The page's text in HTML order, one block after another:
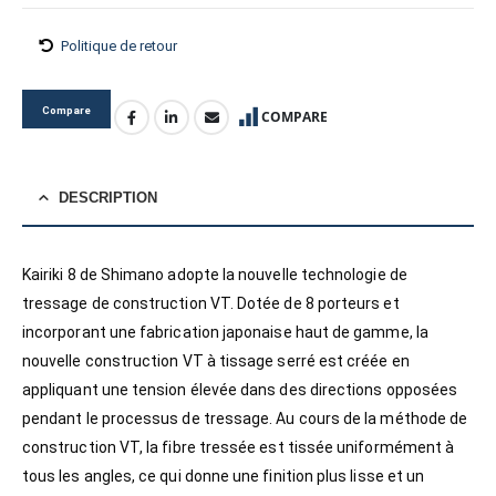
Politique de retour
Compare COMPARE
DESCRIPTION
Kairiki 8 de Shimano adopte la nouvelle technologie de
tressage de construction VT. Dotée de 8 porteurs et
incorporant une fabrication japonaise haut de gamme, la
nouvelle construction VT à tissage serré est créée en
appliquant une tension élevée dans des directions opposées
pendant le processus de tressage. Au cours de la méthode de
construction VT, la fibre tressée est tissée uniformément à
tous les angles, ce qui donne une finition plus lisse et un